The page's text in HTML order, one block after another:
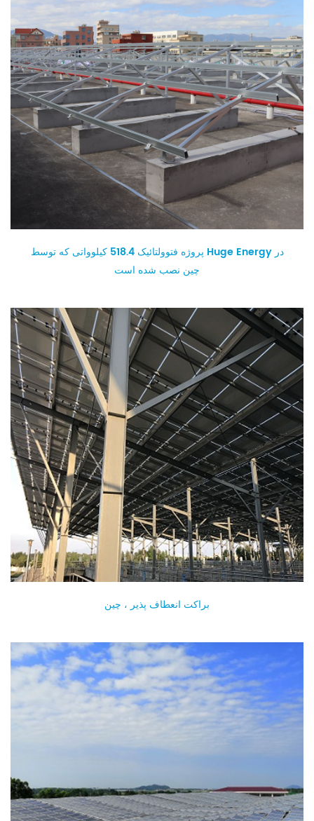
پروژه فتوولتائیک 518.4 کیلوواتی که توسط Huge Energy در
چین نصب شده است
براکت انعطاف پذیر ، چین